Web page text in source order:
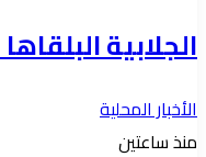
الجلابية
الأخبار المحلية
منذ ساعتين